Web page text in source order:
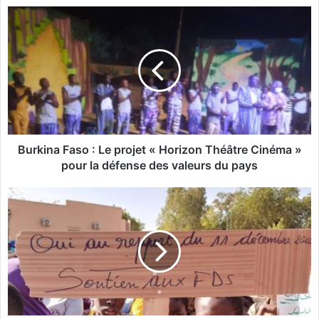
B
r
k
i
n
F
a
:
L
e
p
r
o
j
e
t
Burkina Faso : Le projet « Horizon Théâtre Cinéma »
pour la défense des valeurs du pays
1
1
-
D
é
c
e
m
b